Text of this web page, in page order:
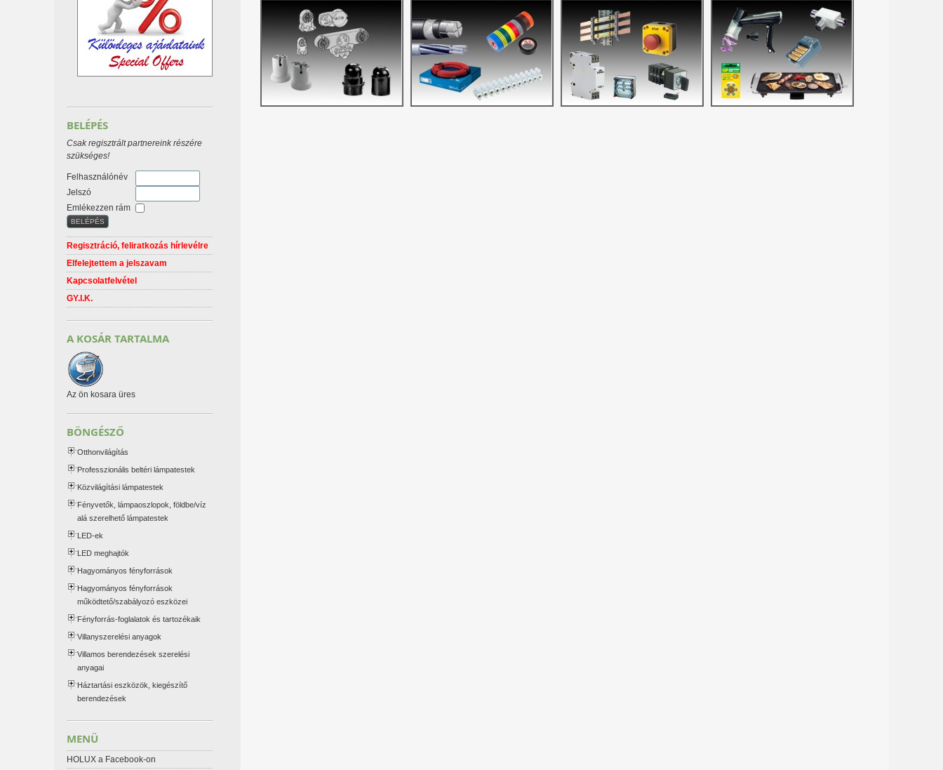
BELÉPÉS
Csak regisztrált partnereink részére
szükséges!
Felhasználónév
Jelszó
Emlékezzen rám
Regisztráció, feliratkozás hírlevélre
Elfelejtettem a jelszavam
Kapcsolatfelvétel
GY.I.K.
A KOSÁR TARTALMA
Az ön kosara üres
BÖNGÉSZŐ
Otthonvilágítás
Professzionális beltéri lámpatestek
Közvilágítási lámpatestek
Fényvetők, lámpaoszlopok, földbe/víz
alá szerelhető lámpatestek
LED-ek
LED meghajtók
Hagyományos fényforrások
Hagyományos fényforrások
működtető/szabályozó eszközei
Fényforrás-foglalatok és tartozékaik
Villanyszerelési anyagok
Villamos berendezések szerelési
anyagai
Háztartási eszközök, kiegészítő
berendezések
MENÜ
HOLUX a Facebook-on